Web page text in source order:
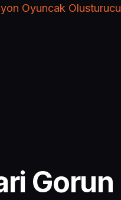
Oyuncak Olusturucu
Gorun